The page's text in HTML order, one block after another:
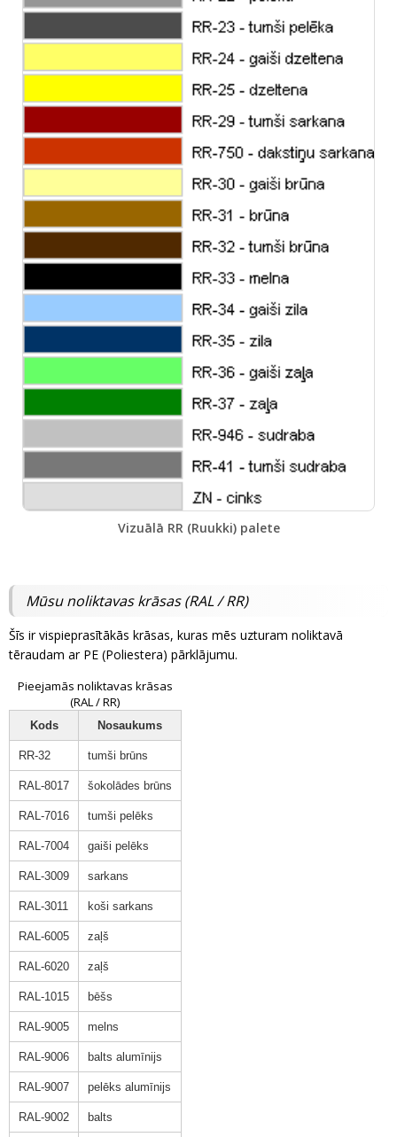
Vizuālā RR (Ruukki) palete
Mūsu noliktavas krāsas (RAL / RR)
Šīs ir vispieprasītākās krāsas, kuras mēs uzturam noliktavā
tēraudam ar PE (Poliestera) pārklājumu.
Pieejamās noliktavas krāsas
(RAL / RR)
Kods Nosaukums
RR-32 tumši brūns
RAL-8017 šokolādes brūns
RAL-7016 tumši pelēks
RAL-7004 gaiši pelēks
RAL-3009 sarkans
RAL-3011 koši sarkans
RAL-6005 zaļš
RAL-6020 zaļš
RAL-1015 bēšs
RAL-9005 melns
RAL-9006 balts alumīnijs
RAL-9007 pelēks alumīnijs
RAL-9002 balts